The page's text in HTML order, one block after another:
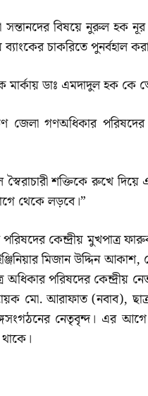
সন্তানদের বিষয়ে নুরুল হক
চাকরিতে পুনর্বহাল
মার্কায় ডাঃ এমদাদুল হক
জেলা গণঅধিকার
শক্তিকে রুখে
থেকে লড়বে।”
কেন্দ্রীয় মুখপাত্র
মিজান উদ্দিন
পরিষদের কেন্দ্রীয়
মো. আরাফাত (নবাব),
নেতৃবৃন্দ। এর